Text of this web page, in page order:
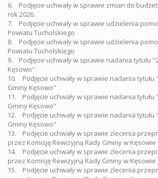
6. Podjęcie uchwały w sprawie zmian do
rok 2026.
7. Podjęcie uchwały w sprawie udzielenia
Powiatu Tucholskiego
8. Podjęcie uchwały w sprawie udzielenia
Powiatu Tucholskiego
9. Podjęcie uchwały w sprawie nadania tytułu
Kęsowo"
10. Podjęcie uchwały w sprawie nadania tytułu
Gminy Kęsowo"
11. Podjęcie uchwały w sprawie nadania tytułu
Gminy Kęsowo"
12. Podjęcie uchwały w sprawie nadania tytułu
Gminy Kęsowo"
13. Podjęcie uchwały w sprawie zlecenia
przez Komisję Rewizyjną Rady Gminy w Kęsowie
14. Podjęcie uchwały w sprawie zlecenia
przez Komisję Rewizyjną Rady Gminy w Kęsowie
15. Podjęcie uchwały w sprawie zlecenia